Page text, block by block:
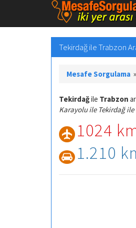
Tekirdağ ile Trabzon
Mesafe Sorgulama »
Tekirdağile Trabzon
Karayolu ile Tekirdağ ile
1024
1.210